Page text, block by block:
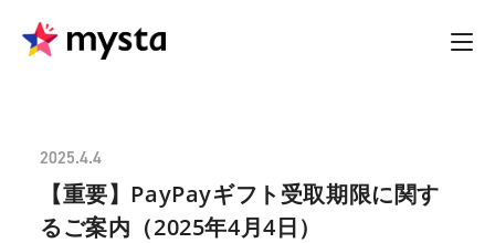
2025.4.4
【重要】PayPayギフト受取期限に関す
るご案内（2025年4月4日）